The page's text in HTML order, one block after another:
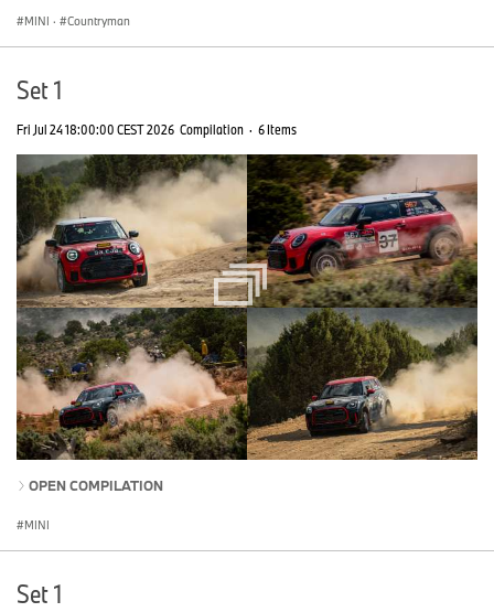
MINI · Countryman
Set 1
Fri Jul 24 18:00:00 CEST 2026 Compilation · 6 Items
OPEN COMPILATION
MINI
Set 1